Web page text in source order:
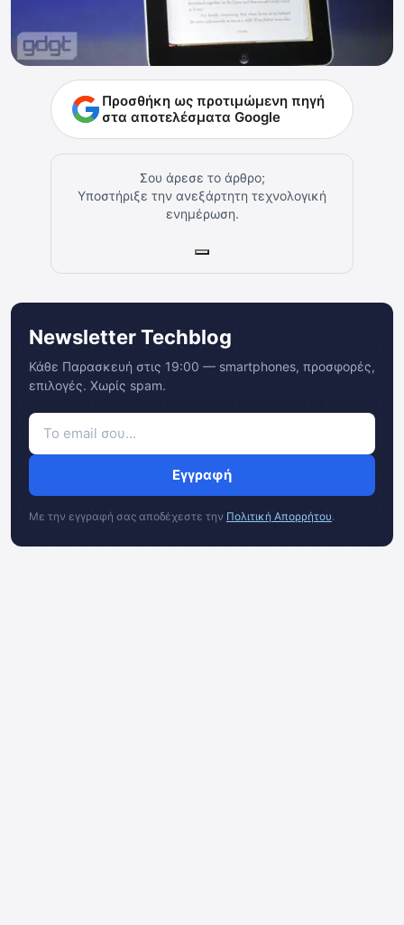
Προσθήκη ως προτιμώμενη πηγή
στα αποτελέσματα Google
Σου άρεσε το άρθρο;
Υποστήριξε την ανεξάρτητη τεχνολογική
ενημέρωση.
Newsletter Techblog
Κάθε Παρασκευή στις 19:00 — smartphones, προσφορές,
επιλογές. Χωρίς spam.
Εγγραφή
Με την εγγραφή σας αποδέχεστε την Πολιτική Απορρήτου.